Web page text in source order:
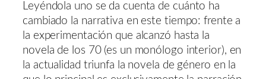
Leyéndola uno se da cuenta de cuánto ha
cambiado la narrativa en este tiempo: frente a
la experimentación que alcanzó hasta la
novela de los 70 (es un monólogo interior), en
la actualidad triunfa la novela de género en la